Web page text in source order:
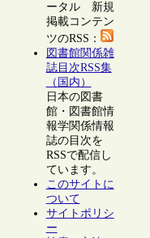
ータル 新規
掲載コンテン
ツのRSS：
図書館関係雑
誌目次RSS集
（国内）
日本の図書
館・図書館情
報学関係情報
誌の目次を
RSSで配信し
ています。
このサイトに
ついて
サイトポリシ
ー